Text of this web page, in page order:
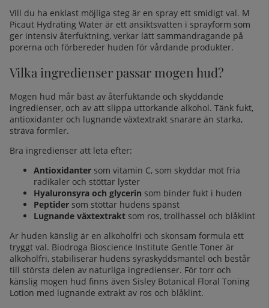
Vill du ha enklast möjliga steg är en spray ett smidigt val. M
Picaut Hydrating Water är ett ansiktsvatten i sprayform som
ger intensiv återfuktning, verkar lätt sammandragande på
porerna och förbereder huden för vårdande produkter.
Vilka ingredienser passar mogen hud?
Mogen hud mår bäst av återfuktande och skyddande
ingredienser, och av att slippa uttorkande alkohol. Tänk fukt,
antioxidanter och lugnande växtextrakt snarare än starka,
sträva formler.
Bra ingredienser att leta efter:
Antioxidanter som vitamin C, som skyddar mot fria
radikaler och stöttar lyster
Hyaluronsyra och glycerin som binder fukt i huden
Peptider som stöttar hudens spänst
Lugnande växtextrakt som ros, trollhassel och blåklint
Är huden känslig är en alkoholfri och skonsam formula ett
tryggt val. Biodroga Bioscience Institute Gentle Toner är
alkoholfri, stabiliserar hudens syraskyddsmantel och består
till största delen av naturliga ingredienser. För torr och
känslig mogen hud finns även Sisley Botanical Floral Toning
Lotion med lugnande extrakt av ros och blåklint.